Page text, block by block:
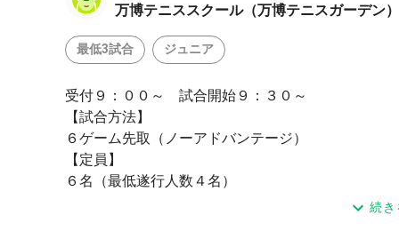
万博テニススクール（万博テニスガーデン）
最低3試合 ジュニア
受付９：００～ 試合開始９：３０～
【試合方法】
６ゲーム先取（ノーアドバンテージ）
【定員】
６名（最低遂行人数４名）
続